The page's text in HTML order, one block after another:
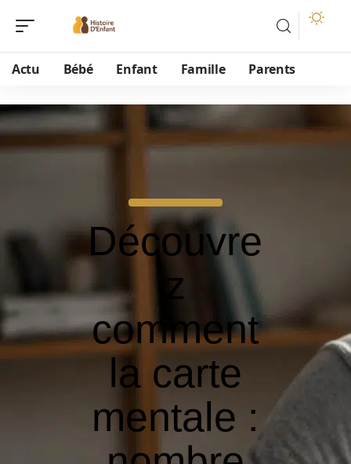
Actu Bébé Enfant Famille Parents
Découvre
z
comment
la carte
mentale :